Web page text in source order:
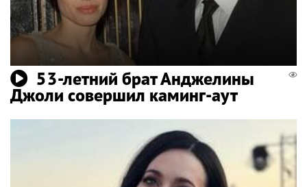
53-летний брат Анджелины
Джоли совершил каминг-аут